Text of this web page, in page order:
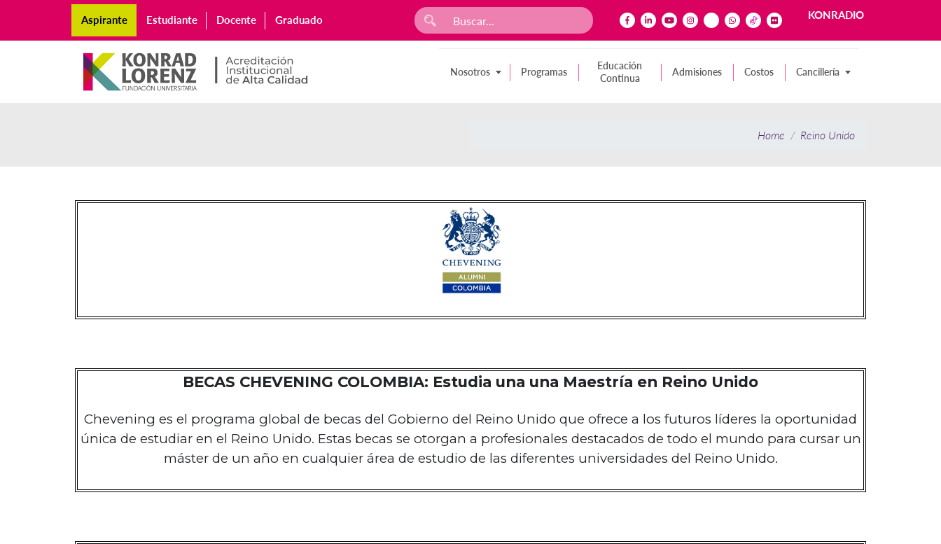
Aspirante Estudiante Docente Graduado KONRADIO
Nosotros Programas
Educación
Continua
Admisiones Costos Cancillería
Home Reino Unido
BECAS CHEVENING COLOMBIA: Estudia una una Maestría en Reino Unido
Chevening es el programa global de becas del Gobierno del Reino Unido que ofrece a los futuros líderes la oportunidad
única de estudiar en el Reino Unido. Estas becas se otorgan a profesionales destacados de todo el mundo para cursar un
máster de un año en cualquier área de estudio de las diferentes universidades del Reino Unido.